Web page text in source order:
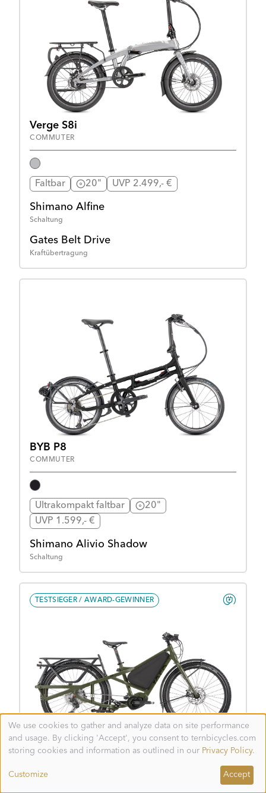
Verge S8i
COMMUTER
Faltbar 20" UVP 2.499,- €
Shimano Alfine
Schaltung
Gates Belt Drive
Kraftübertragung
BYB P8
COMMUTER
Ultrakompakt faltbar
20"
UVP 1.599,- €
Shimano Alivio Shadow
Schaltung
TESTSIEGER / AWARD-GEWINNER
Orox S12 (29")
Use
of
personal
and
We use cookies to gather and analyze data on site performance
and usage. By clicking 'Accept', you consent to ternbicycles.com
storing cookies and information as outlined in our Privacy Policy.
Customize Accept